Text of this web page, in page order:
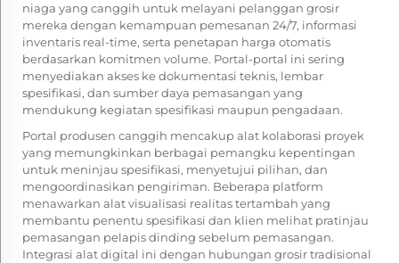
niaga yang canggih untuk melayani pelanggan grosir
mereka dengan kemampuan pemesanan 24/7, informasi
inventaris real-time, serta penetapan harga otomatis
berdasarkan komitmen volume. Portal-portal ini sering
menyediakan akses ke dokumentasi teknis, lembar
spesifikasi, dan sumber daya pemasangan yang
mendukung kegiatan spesifikasi maupun pengadaan.
Portal produsen canggih mencakup alat kolaborasi proyek
yang memungkinkan berbagai pemangku kepentingan
untuk meninjau spesifikasi, menyetujui pilihan, dan
mengoordinasikan pengiriman. Beberapa platform
menawarkan alat visualisasi realitas tertambah yang
membantu penentu spesifikasi dan klien melihat pratinjau
pemasangan pelapis dinding sebelum pemasangan.
Integrasi alat digital ini dengan hubungan grosir tradisional